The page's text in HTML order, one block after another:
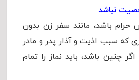
نباشد
حرام باشد، مانند سفر زن بدون
که سبب اذیت و آذار پدر و مادر
چنین باشد، باید نماز را تمام